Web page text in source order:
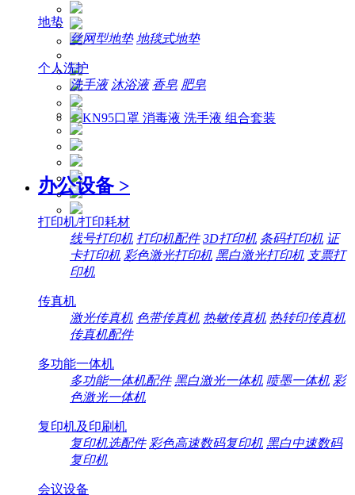
地垫
丝网型地垫 地毯式地垫
个人洗护
洗手液 沐浴液 香皂 肥皂
办公设备 >
打印机/打印耗材
线号打印机 打印机配件 3D打印机 条码打印机 证
卡打印机 彩色激光打印机 黑白激光打印机 支票打
印机
传真机
激光传真机 色带传真机 热敏传真机 热转印传真机
传真机配件
多功能一体机
多功能一体机配件 黑白激光一体机 喷墨一体机 彩
色激光一体机
复印机及印刷机
复印机选配件 彩色高速数码复印机 黑白中速数码
复印机
会议设备